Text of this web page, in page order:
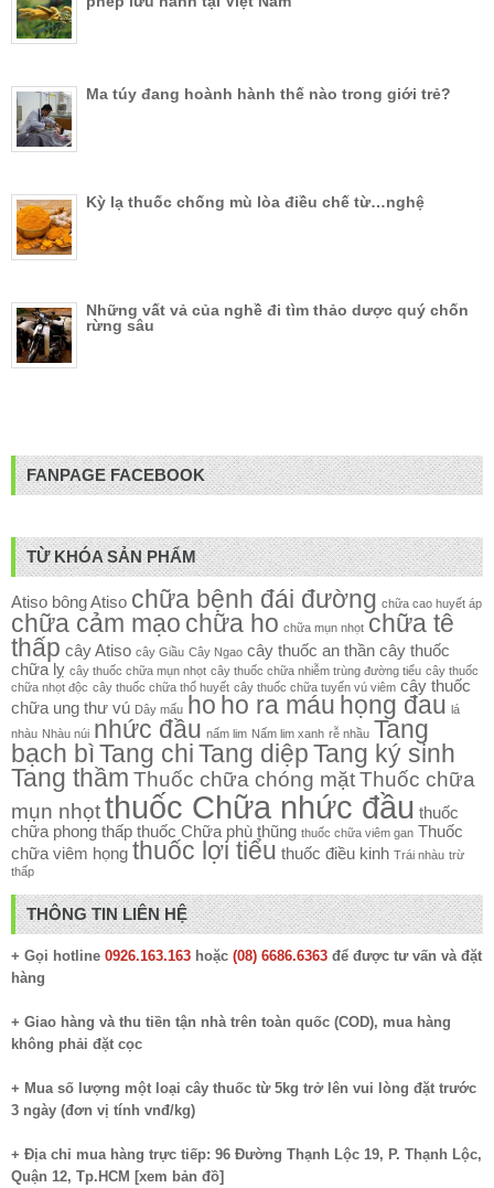
Ma túy đang hoành hành thế nào trong giới trẻ?
Kỳ lạ thuốc chống mù lòa điều chế từ…nghệ
Những vất vả của nghề đi tìm thảo dược quý chốn
rừng sâu
FANPAGE FACEBOOK
TỪ KHÓA SẢN PHẨM
Atiso bông Atiso chữa bệnh đái đường chữa cao huyết áp
chữa cảm mạo chữa ho chữa mụn nhọt chữa tê
thấp cây Atiso cây Giầu Cây Ngao cây thuốc an thần cây thuốc
chữa lỵ cây thuốc chữa mụn nhọt cây thuốc chữa nhiễm trùng đường tiểu cây thuốc
chữa nhọt độc cây thuốc chữa thổ huyết cây thuốc chữa tuyến vú viêm cây thuốc
chữa ung thư vú Dây mấu ho ho ra máu họng đau lá
nhàu Nhàu núi nhức đầu nấm lim Nấm lim xanh rễ nhầu Tang
bạch bì Tang chi Tang diệp Tang ký sinh
Tang thầm Thuốc chữa chóng mặtThuốc chữa
mụn nhọtthuốc Chữa nhức đầu thuốc
chữa phong thấp thuốc Chữa phù thũng thuốc chữa viêm gan Thuốc
chữa viêm họng thuốc lợi tiểu thuốc điều kinh Trái nhàu trừ
thấp
THÔNG TIN LIÊN HỆ
+ Gọi hotline 0926.163.163 hoặc (08) 6686.6363 để được tư vấn và đặt
hàng
+ Giao hàng và thu tiền tận nhà trên toàn quốc (COD), mua hàng
không phải đặt cọc
+ Mua số lượng một loại cây thuốc từ 5kg trở lên vui lòng đặt trước
3 ngày (đơn vị tính vnđ/kg)
+ Địa chỉ mua hàng trực tiếp: 96 Đường Thạnh Lộc 19, P. Thạnh Lộc,
Quận 12, Tp.HCM [xem bản đồ]